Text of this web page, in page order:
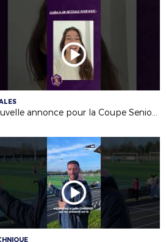
Nouvelle annonce pour la Coupe Seniors Féminines !